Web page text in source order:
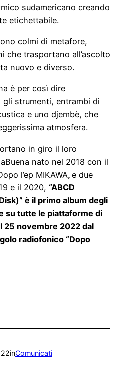
sudamericano creando
etichettabile.
colmi di metafore,
che trasportano all’ascolto
nuovo e diverso.
è per così dire
gli strumenti, entrambi di
e uno djembè, che
atmosfera.
in giro il loro
nato nel 2018 con il
l’ep MIKAWA, e due
e il 2020, “ABCD
” è il primo album degli
su tutte le piattaforme di
25 novembre 2022 dal
radiofonico “Dopo
inComunicati